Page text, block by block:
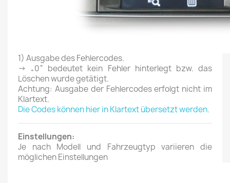
1) Ausgabe des Fehlercodes.
→ „0“ bedeutet kein Fehler hinterlegt bzw. das
Löschen wurde getätigt.
Achtung: Ausgabe der Fehlercodes erfolgt nicht im
Klartext.
Die Codes können hier in Klartext übersetzt werden.
Einstellungen:
Je nach Modell und Fahrzeugtyp variieren die
möglichen Einstellungen